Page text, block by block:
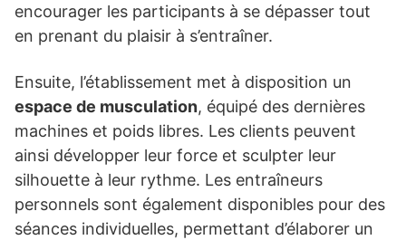
encourager les participants à se dépasser tout
en prenant du plaisir à s’entraîner.
Ensuite, l’établissement met à disposition un
espace de musculation, équipé des dernières
machines et poids libres. Les clients peuvent
ainsi développer leur force et sculpter leur
silhouette à leur rythme. Les entraîneurs
personnels sont également disponibles pour des
séances individuelles, permettant d’élaborer un